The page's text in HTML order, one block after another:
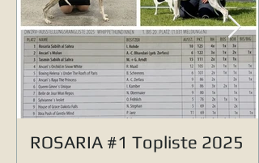
ROSARIA #1 Topliste 2025